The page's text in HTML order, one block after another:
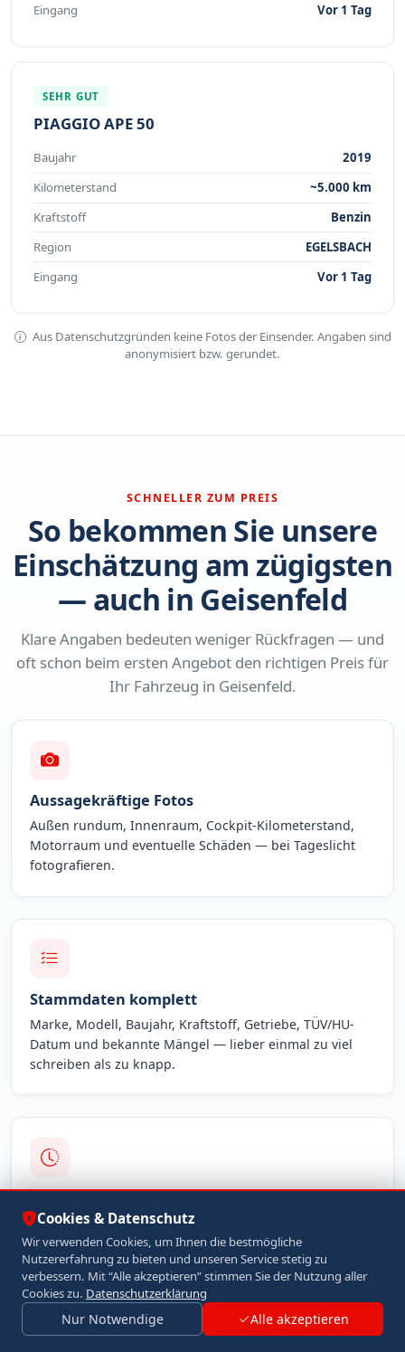
Eingang
Vor 1 Tag
SEHR GUT
PIAGGIO APE 50
Baujahr
2019
Kilometerstand
~5.000 km
Kraftstoff
Benzin
Region
EGELSBACH
Eingang
Vor 1 Tag
Aus Datenschutzgründen keine Fotos der Einsender. Angaben sind
anonymisiert bzw. gerundet.
SCHNELLER ZUM PREIS
So bekommen Sie unsere
Einschätzung am zügigsten
— auch in Geisenfeld
Klare Angaben bedeuten weniger Rückfragen — und
oft schon beim ersten Angebot den richtigen Preis für
Ihr Fahrzeug in Geisenfeld.
Aussagekräftige Fotos
Außen rundum, Innenraum, Cockpit-Kilometerstand,
Motorraum und eventuelle Schäden — bei Tageslicht
fotografieren.
Stammdaten komplett
Marke, Modell, Baujahr, Kraftstoff, Getriebe, TÜV/HU-
Datum und bekannte Mängel — lieber einmal zu viel
schreiben als zu knapp.
Ehrliche Lagebeschreibung
Unfall-, Reparatur- oder Motorschaden offen nennen.
Wir kaufen auch mit Defekten — Überraschungen beim
Termin helfen niemandem.
Cookies & Datenschutz
Wir verwenden Cookies, um Ihnen die bestmögliche
Nutzererfahrung zu bieten und unseren Service stetig zu
verbessern. Mit “Alle akzeptieren” stimmen Sie der Nutzung aller
Cookies zu. Datenschutzerklärung
Nur Notwendige Alle akzeptieren